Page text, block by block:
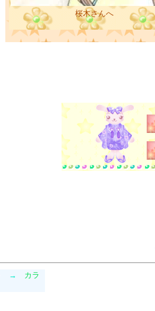
桜木さんへ
→ カラ